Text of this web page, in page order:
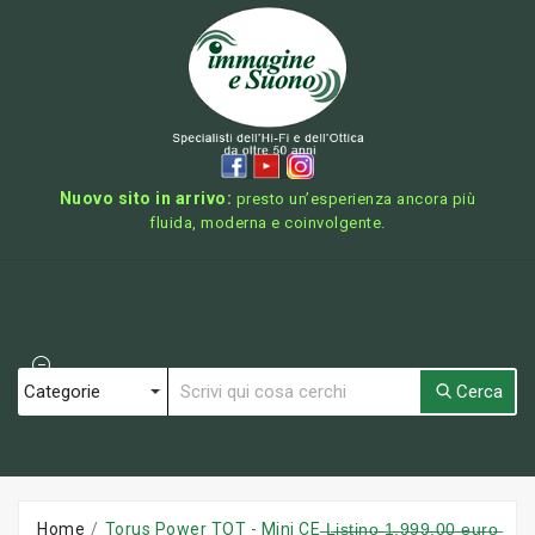
Nuovo sito in arrivo: presto un’esperienza ancora più
fluida, moderna e coinvolgente.
Cerca
Home Torus Power TOT - Mini CE ̶L̶i̶s̶t̶i̶n̶o̶ ̶1̶.̶9̶9̶9̶,̶0̶0̶ ̶e̶u̶r̶o̶